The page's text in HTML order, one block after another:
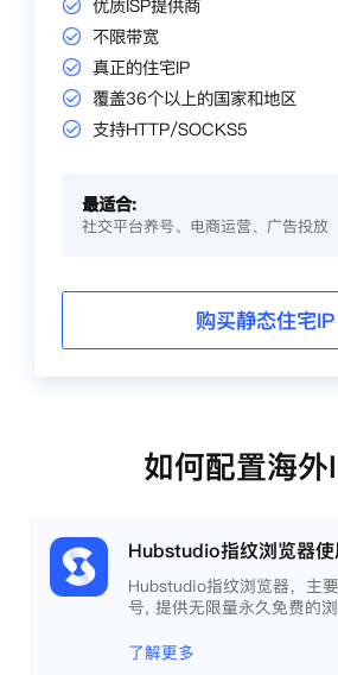
优质ISP提供商
不限带宽
真正的住宅IP
覆盖36个以上的国家和地区
支持HTTP/SOCKS5
最适合:
社交平台养号、电商运营、广告投放
购买静态住宅IP
如何配置海外
Hubstudio指纹浏览器，主
号, 提供无限量永久免费的
工作效率 。
了解更多